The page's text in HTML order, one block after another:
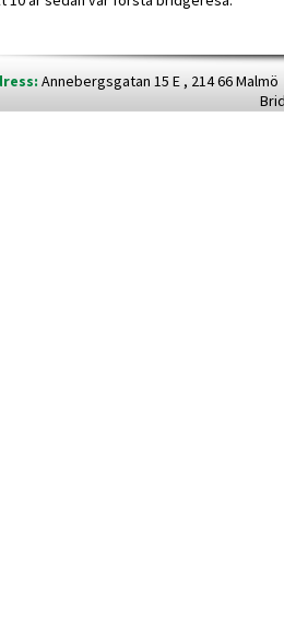
Annebergsgatan 15 E , 214 66